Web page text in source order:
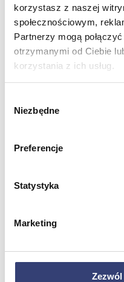
korzystasz z naszej
społecznościowym,
Partnerzy mogą
otrzymanymi od Ciebie
korzystania z ich usług.
zgody
Niezbędne
Preferencje
Statystyka
Marketing
Inhalatory
Instrumenty diagnostyczne
Artykuły Przeciwodleżynowe
Stetoskopy
Termometry
Zobacz wszystko
Kozetki
Stoły
Parawany
Zobacz wszystko